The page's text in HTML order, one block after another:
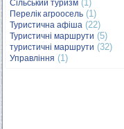
Сільський туризм (1)
Перелік агроосель (1)
Туристична афіша (22)
Туристичні маршрути (5)
туристичні маршрути (32)
Управління (1)